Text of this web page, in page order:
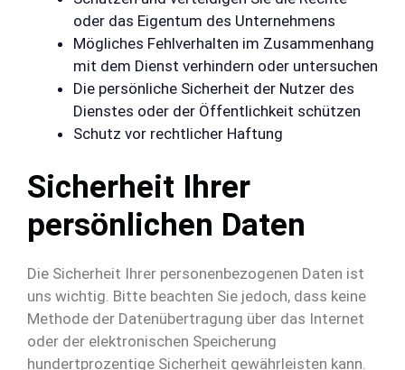
oder das Eigentum des Unternehmens
Mögliches Fehlverhalten im Zusammenhang
mit dem Dienst verhindern oder untersuchen
Die persönliche Sicherheit der Nutzer des
Dienstes oder der Öffentlichkeit schützen
Schutz vor rechtlicher Haftung
Sicherheit Ihrer
persönlichen Daten
Die Sicherheit Ihrer personenbezogenen Daten ist
uns wichtig. Bitte beachten Sie jedoch, dass keine
Methode der Datenübertragung über das Internet
oder der elektronischen Speicherung
hundertprozentige Sicherheit gewährleisten kann.